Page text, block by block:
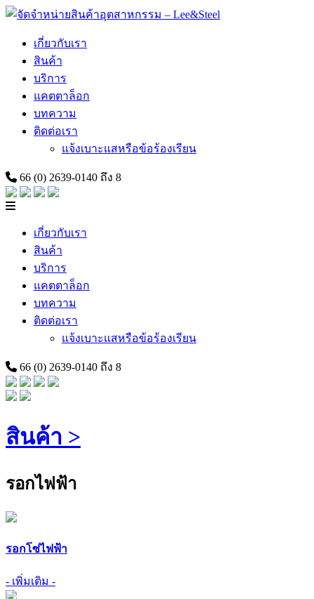
Skip
เกี่ยวกับเรา
สินค้า
บริการ
แคตตาล็อก
บทความ
ติดต่อเรา
แจ้งเบาะแสหรือข้อร้องเรียน
66 (0) 2639-0140 ถึง 8
เกี่ยวกับเรา
สินค้า
บริการ
แคตตาล็อก
บทความ
ติดต่อเรา
แจ้งเบาะแสหรือข้อร้องเรียน
66 (0) 2639-0140 ถึง 8
สินค้า >
รอกไฟฟ้า
รอกโซ่ไฟฟ้า
- เพิ่มเติม -